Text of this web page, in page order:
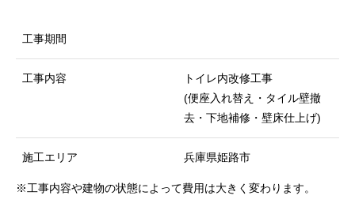
工事期間
工事内容
トイレ内改修工事
(便座入れ替え・タイル壁撤
去・下地補修・壁床仕上げ)
施工エリア 兵庫県姫路市
※工事内容や建物の状態によって費用は大きく変わります。